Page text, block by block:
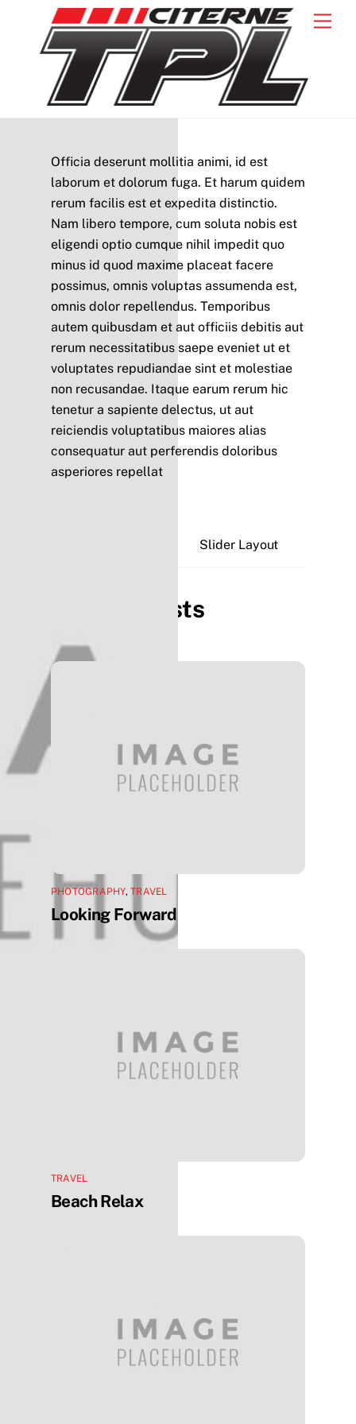
content
Officia deserunt mollitia animi, id est
laborum et dolorum fuga. Et harum quidem
rerum facilis est et expedita distinctio.
Nam libero tempore, cum soluta nobis est
eligendi optio cumque nihil impedit quo
minus id quod maxime placeat facere
possimus, omnis voluptas assumenda est,
omnis dolor repellendus. Temporibus
autem quibusdam et aut officiis debitis aut
rerum necessitatibus saepe eveniet ut et
voluptates repudiandae sint et molestiae
non recusandae. Itaque earum rerum hic
tenetur a sapiente delectus, ut aut
reiciendis voluptatibus maiores alias
consequatur aut perferendis doloribus
asperiores repellat
Slider Layout
Related Posts
PHOTOGRAPHY,TRAVEL
Looking Forward
TRAVEL
Beach Relax
Back
To
Top